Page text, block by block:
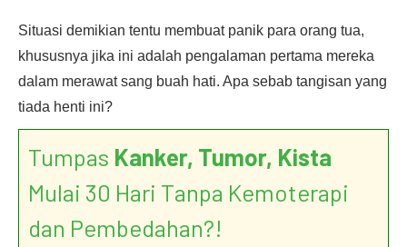
Situasi demikian tentu membuat panik para orang tua,
khususnya jika ini adalah pengalaman pertama mereka
dalam merawat sang buah hati. Apa sebab tangisan yang
tiada henti ini?
Tumpas Kanker, Tumor, Kista
Mulai 30 Hari Tanpa Kemoterapi
dan Pembedahan?!